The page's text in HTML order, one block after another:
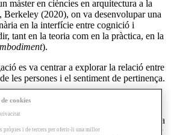
màster en ciències en arquitectura a la
(2020), on va desenvolupar una
en la interfície entre cognició i
tant en la teoria com en la pràctica, en la
).
es va centrar a explorar la relació entre
les persones i el sentiment de pertinença.
i espais que ens envolten ens connecten
nostres valors i amb nosaltres mateixos.
amb els ulls, sinó que els veiem a
i els experimentem amb el cos. Per poder
cookies
pròpies i de tercers per oferir-li una millor